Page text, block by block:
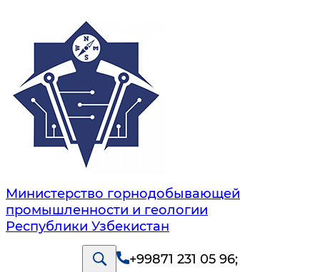
Министерство горнодобывающей
промышленности и геологии
Республики Узбекистан
+99871 231 05 96;